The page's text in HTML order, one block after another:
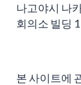
나고야시 나
회의소 빌딩
본 사이트에